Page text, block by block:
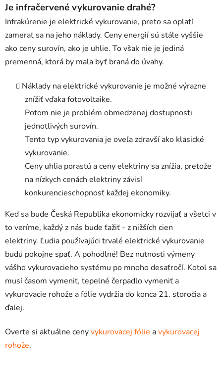
Je infračervené vykurovanie drahé?
Infrakúrenie je elektrické vykurovanie, preto sa oplatí
zamerať sa na jeho náklady. Ceny energií sú stále vyššie
ako ceny surovín, ako je uhlie. To však nie je jediná
premenná, ktorá by mala byť braná do úvahy.
Náklady na elektrické vykurovanie je možné výrazne
znížiť vďaka fotovoltaike.
Potom nie je problém obmedzenej dostupnosti
jednotlivých surovín.
Tento typ vykurovania je oveľa zdravší ako klasické
vykurovanie.
Ceny uhlia porastú a ceny elektriny sa znížia, pretože
na nízkych cenách elektriny závisí
konkurencieschopnosť každej ekonomiky.
Keď sa bude Česká Republika ekonomicky rozvíjať a všetci v
to veríme, každý z nás bude ťažiť - z nižších cien
elektriny. Ľudia používajúci trvalé elektrické vykurovanie
budú pokojne spať. A pohodlné! Bez nutnosti výmeny
vášho vykurovacieho systému po mnoho desaťročí. Kotol sa
musí časom vymeniť, tepelné čerpadlo vymeniť a
vykurovacie rohože a fólie vydržia do konca 21. storočia a
ďalej.
Overte si aktuálne cenyvykurovacej fólie avykurovacej
rohože.